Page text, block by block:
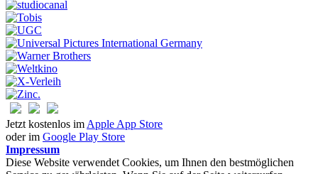
Jetzt kostenlos im Apple App Store
oder im Google Play Store
Impressum
Diese Website verwendet Cookies, um Ihnen den bestmöglichen